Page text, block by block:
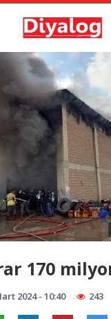
170
2024 - 10:40 243